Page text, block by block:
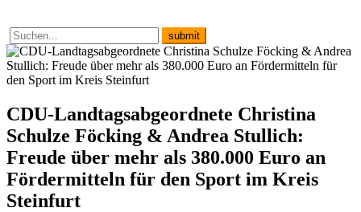
CDU-Landtagsabgeordnete Christina
Schulze Föcking & Andrea Stullich:
Freude über mehr als 380.000 Euro an
Fördermitteln für den Sport im Kreis
Steinfurt